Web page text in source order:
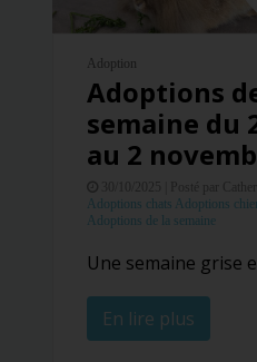
Adoption
Adoptions
semaine du
au 2
Posté par
Adoptions chats Adoptions
Adoptions de la semaine
Une semaine grise
En lire plus